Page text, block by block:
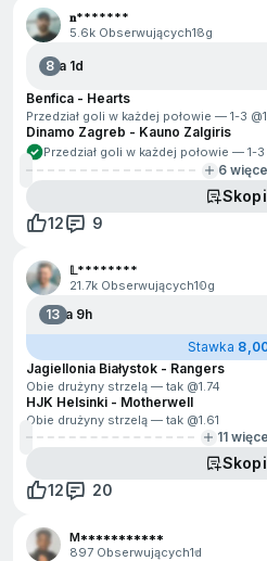
𝐧*******
5.6k Obserwujących18g
8Za 1d
Benfica - Hearts
Przedział goli w każdej połowie — 1-3 @
Dinamo Zagreb - Kauno Zalgiris
Przedział goli w każdej połowie — 1-3
6
12
9
𝕃********
21.7k Obserwujących10g
13Za 9h
Stawka
Jagiellonia Białystok - Rangers
Obie drużyny strzelą — tak @1.74
HJK Helsinki - Motherwell
Obie drużyny strzelą — tak @1.61
11
12
20
M***********
897 Obserwujących1d